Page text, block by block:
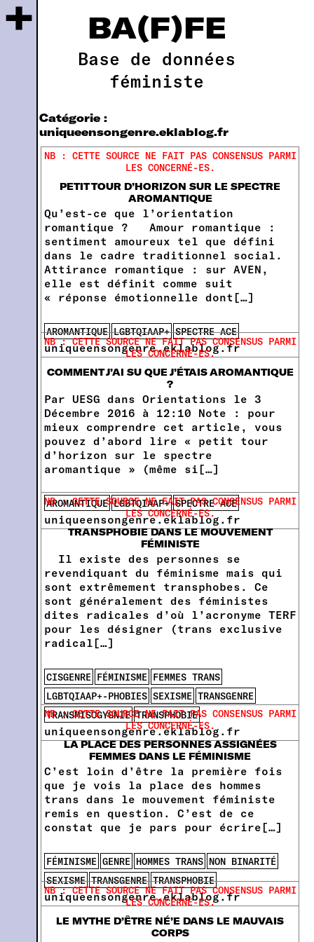
BA(F)FE
Base de données
féministe
+
Catégorie :
uniqueensongenre.eklablog.fr
NB : CETTE SOURCE NE FAIT PAS CONSENSUS PARMI
LES CONCERNÉ-ES.
PETIT TOUR D’HORIZON SUR LE SPECTRE
AROMANTIQUE
Qu’est-ce que l’orientation
romantique ? Amour romantique :
sentiment amoureux tel que défini
dans le cadre traditionnel social.
Attirance romantique : sur AVEN,
elle est définit comme suit
« réponse émotionnelle dont[…]
AROMANTIQUE LGBTQIAAP+ SPECTRE ACE
uniqueensongenre.eklablog.fr
NB : CETTE SOURCE NE FAIT PAS CONSENSUS PARMI
LES CONCERNÉ-ES.
COMMENT J’AI SU QUE J’ÉTAIS AROMANTIQUE
?
Par UESG dans Orientations le 3
Décembre 2016 à 12:10 Note : pour
mieux comprendre cet article, vous
pouvez d’abord lire « petit tour
d’horizon sur le spectre
aromantique » (même si[…]
AROMANTIQUE LGBTQIAAP+ SPECTRE ACE
uniqueensongenre.eklablog.fr
NB : CETTE SOURCE NE FAIT PAS CONSENSUS PARMI
LES CONCERNÉ-ES.
TRANSPHOBIE DANS LE MOUVEMENT
FÉMINISTE
Il existe des personnes se
revendiquant du féminisme mais qui
sont extrêmement transphobes. Ce
sont généralement des féministes
dites radicales d’où l’acronyme TERF
pour les désigner (trans exclusive
radical[…]
CISGENRE FÉMINISME FEMMES TRANS
LGBTQIAAP+-PHOBIES SEXISME TRANSGENRE
TRANSMISOGYGNIE TRANSPHOBIE
uniqueensongenre.eklablog.fr
NB : CETTE SOURCE NE FAIT PAS CONSENSUS PARMI
LES CONCERNÉ-ES.
LA PLACE DES PERSONNES ASSIGNÉES
FEMMES DANS LE FÉMINISME
C’est loin d’être la première fois
que je vois la place des hommes
trans dans le mouvement féministe
remis en question. C’est de ce
constat que je pars pour écrire[…]
FÉMINISME GENRE HOMMES TRANS NON BINARITÉ
SEXISME TRANSGENRE TRANSPHOBIE
uniqueensongenre.eklablog.fr
NB : CETTE SOURCE NE FAIT PAS CONSENSUS PARMI
LES CONCERNÉ-ES.
LE MYTHE D’ÊTRE NÉ’E DANS LE MAUVAIS
CORPS